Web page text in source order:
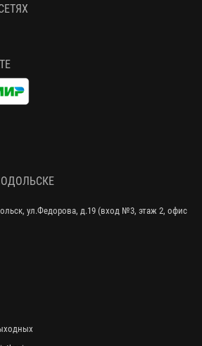
ул.Федорова, д.19 (вход №3, этаж 2, офис